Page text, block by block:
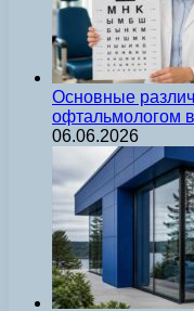
Основные
офтальмологом
06.06.2026